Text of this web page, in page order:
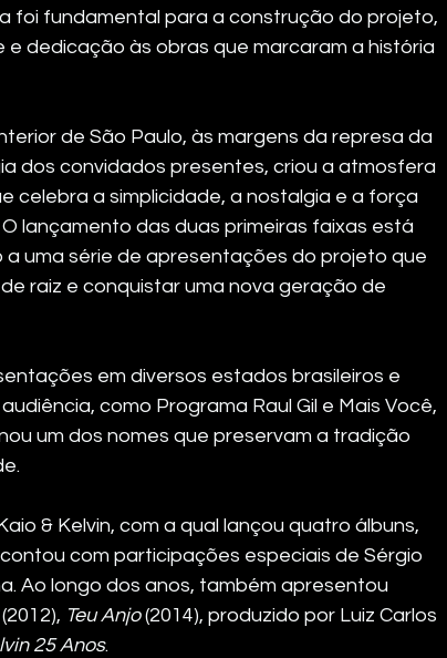
foi fundamental para a construção do projeto,
dedicação às obras que marcaram a história
de São Paulo, às margens da represa da
dos convidados presentes, criou a atmosfera
celebra a simplicidade, a nostalgia e a força
lançamento das duas primeiras faixas está
a uma série de apresentações do projeto que
raiz e conquistar uma nova geração de
em diversos estados brasileiros e
como Programa Raul Gil e Mais Você,
um dos nomes que preservam a tradição
& Kelvin, com a qual lançou quatro álbuns,
com participações especiais de Sérgio
Ao longo dos anos, também apresentou
Teu Anjo (2014), produzido por Luiz Carlos
25 Anos.